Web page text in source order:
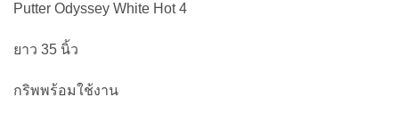
Putter Odyssey White Hot 4
ยาว 35 นิ้ว
กริพพร้อมใช้งาน